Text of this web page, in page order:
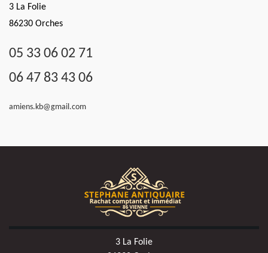
3 La Folie
86230 Orches
05 33 06 02 71
06 47 83 43 06
amiens.kb@gmail.com
3 La Folie